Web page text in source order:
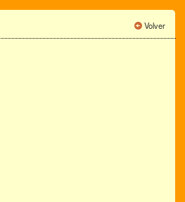
Volver